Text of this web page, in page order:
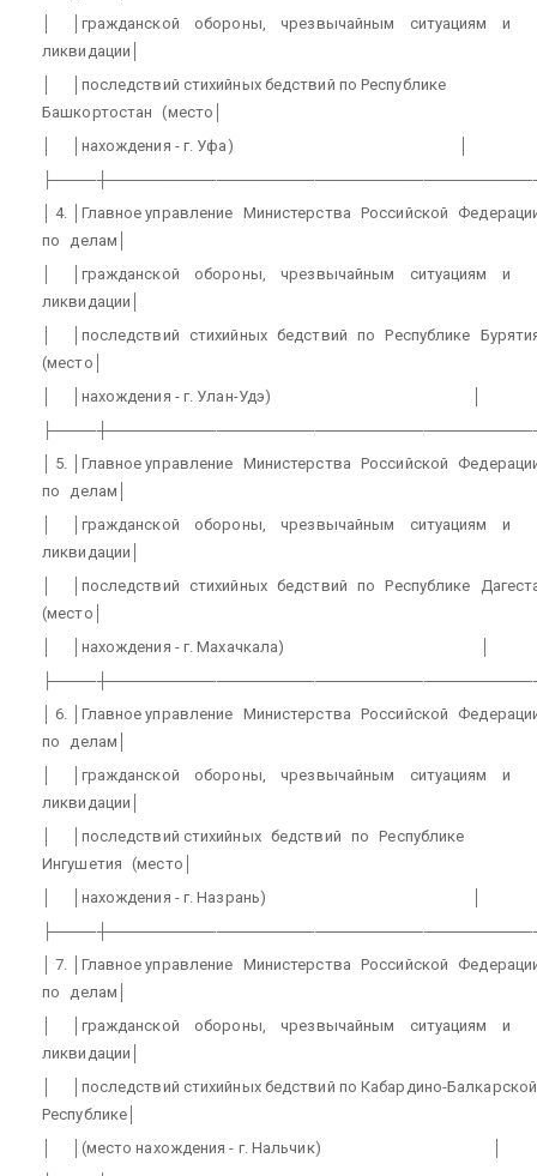
│гражданской обороны, чрезвычайным ситуациям
и
ликвидации│
│последствий стихийных бедствий по Республике
Башкортостан
(место│
│нахождения - г. Уфа)
│ 4. │Главное управление Министерства Российской
по
делам│
│гражданской обороны, чрезвычайным ситуациям
и
ликвидации│
│последствий стихийных бедствий по Республике
(место│
│нахождения - г. Улан-Удэ)
│ 5. │Главное управление Министерства Российской
по
делам│
│гражданской обороны, чрезвычайным ситуациям
и
ликвидации│
│последствий стихийных бедствий по Республике
(место│
│нахождения - г. Махачкала)
│ 6. │Главное управление Министерства Российской
по
делам│
│гражданской обороны, чрезвычайным ситуациям
и
ликвидации│
│последствий стихийных бедствий по
Республике
Ингушетия
(место│
│нахождения - г. Назрань)
│ 7. │Главное управление Министерства Российской
по
делам│
│гражданской обороны, чрезвычайным ситуациям
и
ликвидации│
│последствий стихийных бедствий по Кабардино-Балкарской
Республике│
│(место нахождения - г. Нальчик)